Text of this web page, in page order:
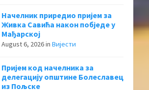
Начелник приредио пријем за
Живка Савића након побједе у
Мађарској
August 6, 2026in Вијести
Пријем код начелника за
делегацију општине Болеславец
из Пољске